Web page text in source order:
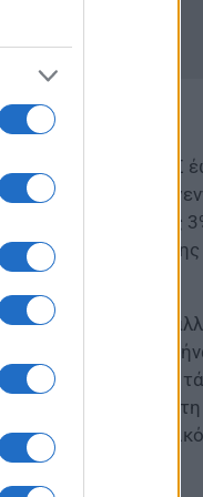
είχε κράτηση ΕΑΣ
από τα
της ΕΑΣ ύψους
41,85 ευρώ, λόγω
μεικτά και
1.644,15 ευρώ τον
ήτοι αύξηση της
ανέβηκε
μειώνεται το